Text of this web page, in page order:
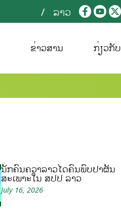
ລາວ
ຂ່າວສານ ກ່ຽວກັບ
ນັກຄົ້ນຄວ້າລາວໄດ້ຄົ້ນພົບປາຜັ່ນ
ສະເພາະໃນ ສປປ ລາວ
July 16, 2026